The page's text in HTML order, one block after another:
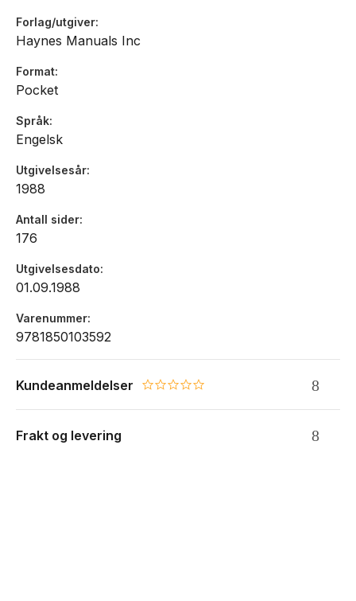
Forlag/utgiver
Haynes Manuals Inc
Format
Pocket
Språk
Engelsk
Utgivelsesår
1988
Antall sider
176
Utgivelsesdato
01.09.1988
Varenummer
9781850103592
Kundeanmeldelser 0.0 star rating
Frakt og levering